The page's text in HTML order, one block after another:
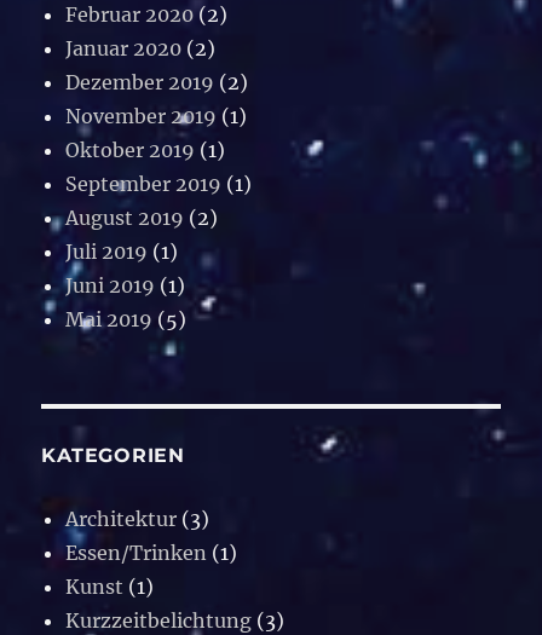
Februar 2020 (2)
Januar 2020 (2)
Dezember 2019 (2)
November 2019 (1)
Oktober 2019 (1)
September 2019 (1)
August 2019 (2)
Juli 2019 (1)
Juni 2019 (1)
Mai 2019 (5)
KATEGORIEN
Architektur (3)
Essen/Trinken (1)
Kunst (1)
Kurzzeitbelichtung (3)